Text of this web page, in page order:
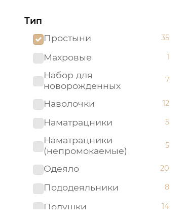
Тип
Простыни
35
Махровые 1
Набор для
новорожденных
7
Наволочки 12
Наматрацники 5
Наматрацники
(непромокаемые)
5
Одеяло 20
Пододеяльники 8
Подушки 14